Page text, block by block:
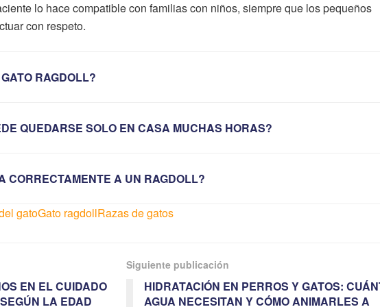
lo hace compatible con familias con niños, siempre que los pequeños
con respeto.
RAGDOLL?
QUEDARSE SOLO EN CASA MUCHAS HORAS?
CORRECTAMENTE A UN RAGDOLL?
gatoGato ragdollRazas de gatos
EN EL CUIDADO
LA EDAD
Siguiente publicación
HIDRATACIÓN EN PERROS Y GATOS:
AGUA NECESITAN Y CÓMO ANIMARLES A